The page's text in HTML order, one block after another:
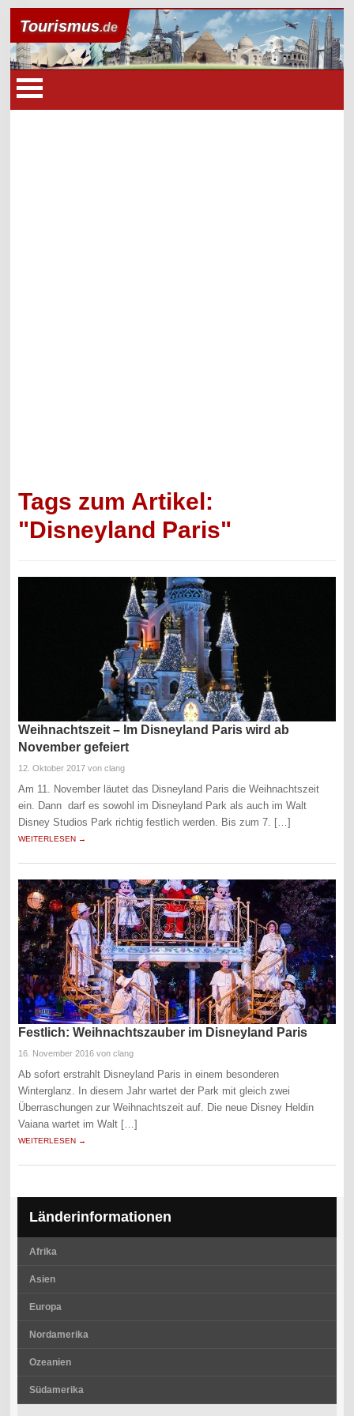
Tourismus.de
Tags zum Artikel:
"Disneyland Paris"
Weihnachtszeit – Im Disneyland Paris wird ab
November gefeiert
12. Oktober 2017 von clang
Am 11. November läutet das Disneyland Paris die Weihnachtszeit
ein. Dann darf es sowohl im Disneyland Park als auch im Walt
Disney Studios Park richtig festlich werden. Bis zum 7. […]
WEITERLESEN →
Festlich: Weihnachtszauber im Disneyland Paris
16. November 2016 von clang
Ab sofort erstrahlt Disneyland Paris in einem besonderen
Winterglanz. In diesem Jahr wartet der Park mit gleich zwei
Überraschungen zur Weihnachtszeit auf. Die neue Disney Heldin
Vaiana wartet im Walt […]
WEITERLESEN →
Länderinformationen
Afrika
Asien
Europa
Nordamerika
Ozeanien
Südamerika